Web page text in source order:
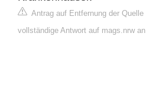
Antrag auf Entfernung der Quelle
vollständige Antwort auf mags.nrw an